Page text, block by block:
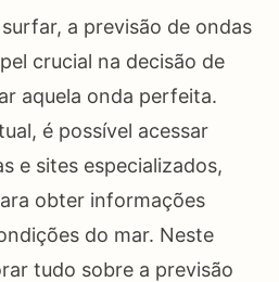
a previsão de ondas
crucial na decisão de
aquela onda perfeita.
é possível acessar
e sites especializados,
obter informações
do mar. Neste
tudo sobre a previsão